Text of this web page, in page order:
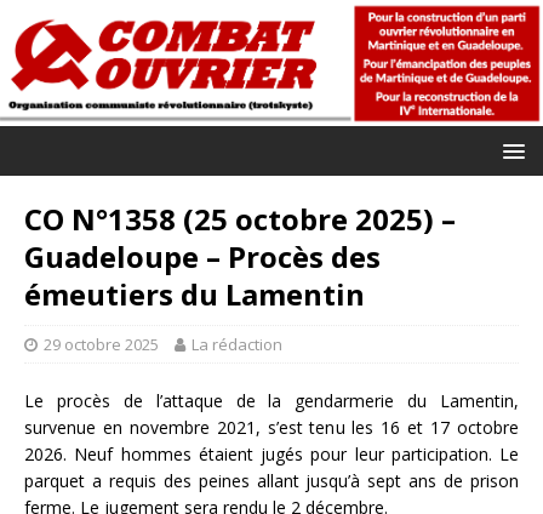
CO N°1358 (25 octobre 2025) –
Guadeloupe – Procès des
émeutiers du Lamentin
29 octobre 2025 La rédaction
Le procès de l’attaque de la gendarmerie du Lamentin,
survenue en novembre 2021, s’est tenu les 16 et 17 octobre
2026. Neuf hommes étaient jugés pour leur participation. Le
parquet a requis des peines allant jusqu’à sept ans de prison
ferme. Le jugement sera rendu le 2 décembre.